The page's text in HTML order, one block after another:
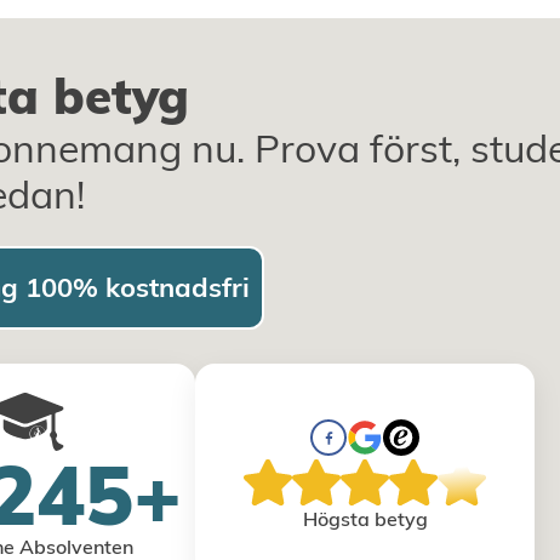
betyg
nu. Prova först,
100% kostnadsfri
Absolventen
Högsta betyg